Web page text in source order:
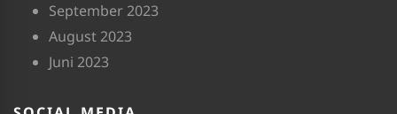
September 2023
August 2023
Juni 2023